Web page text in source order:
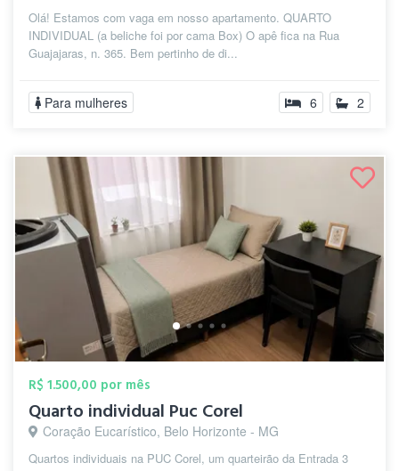
Olá! Estamos com vaga em nosso apartamento. QUARTO
INDIVIDUAL (a beliche foi por cama Box) O apê fica na Rua
Guajajaras, n. 365. Bem pertinho de di...
Para mulheres 6 2
R$ 1.500,00 por mês
Quarto individual Puc Corel
Coração Eucarístico, Belo Horizonte - MG
Quartos individuais na PUC Corel, um quarteirão da Entrada 3